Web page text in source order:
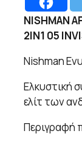
NISHMAN
2IN1 05
Nishman
Ελκυστική
ελίτ των
Περιγραφή